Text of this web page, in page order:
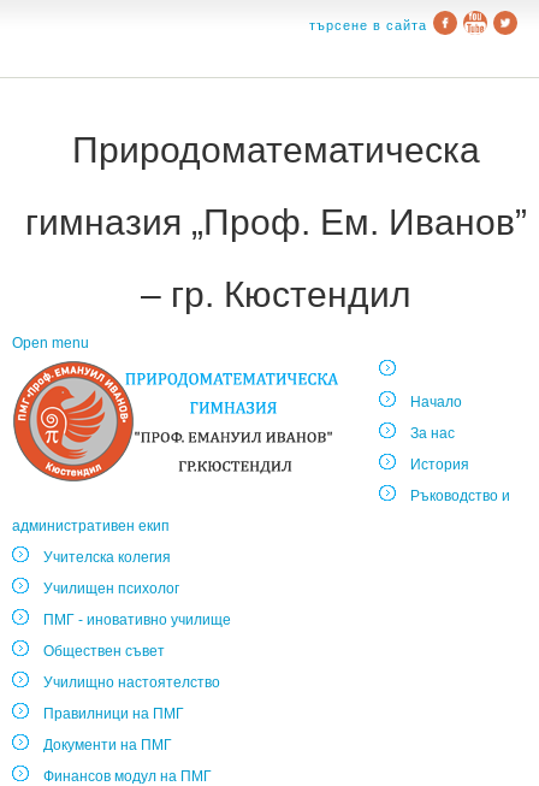
търсене в сайта
Природоматематическа
гимназия „Проф. Ем. Иванов”
– гр. Кюстендил
Open menu
Начало
За нас
История
Ръководство и
административен екип
Учителска колегия
Училищен психолог
ПМГ - иновативно училище
Обществен съвет
Училищно настоятелство
Правилници на ПМГ
Документи на ПМГ
Финансов модул на ПМГ